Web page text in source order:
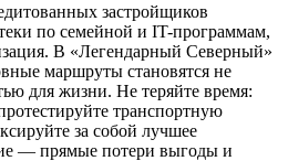
застройщиков
по семейной и IT-программам,
В «Легендарный Северный»
маршруты становятся не
для жизни. Не теряйте время:
транспортную
за собой лучшее
— прямые потери выгоды и